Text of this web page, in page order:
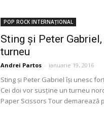
POP ROCK INTERNAȚIONAL
Sting și Peter
turneu
Andrei Partos - ianuarie 19, 2016
Sting și Peter Gabriel își unesc
Cei doi vor susține un turneu
Paper Scissors Tour demarează